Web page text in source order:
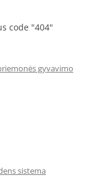
code "404"
gyvavimo
sistema